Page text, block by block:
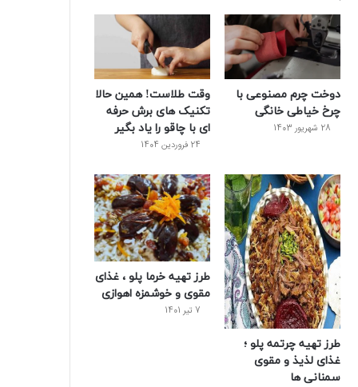
ک
ر
ی
س
ت
ب
س
دوخت چرم مصنوعی با
چرخ خیاطی خانگی
28 شهریور 1403
وقت طلاست! همین حالا
تکنیک های برش حرفه
ای با چاقو را یاد بگیر
24 فروردین 1404
طرز تهیه چرتمه پلو ؛
غذای لذیذ و مقوی
سمنانی ها
طرز تهیه خرما پلو ، غذای
مقوی و خوشمزه اهوازی
7 تیر 1401